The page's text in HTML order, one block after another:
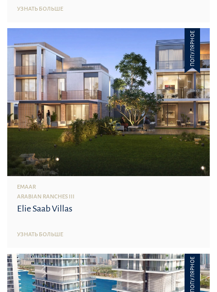
УЗНАТЬ БОЛЬШЕ
ПОПУЛЯРНОЕ
EMAAR
ARABIAN RANCHES III
Elie Saab Villas
УЗНАТЬ БОЛЬШЕ
ПОПУЛЯРНОЕ